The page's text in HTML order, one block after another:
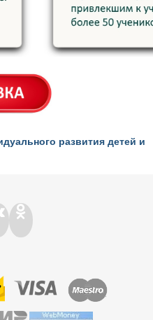
развития детей и